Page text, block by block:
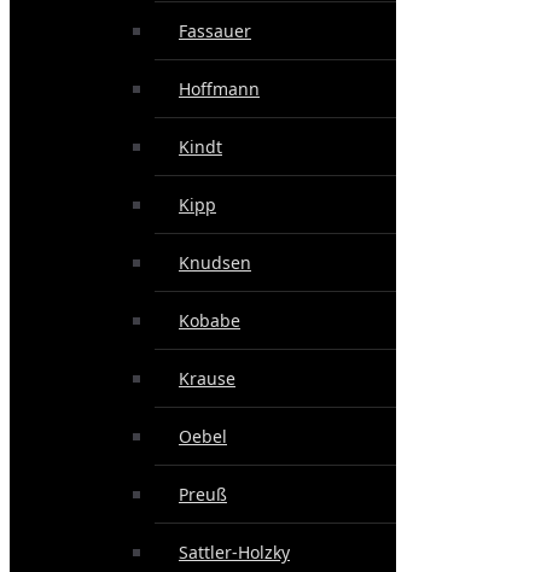
Fassauer
Hoffmann
Kindt
Kipp
Knudsen
Kobabe
Krause
Oebel
Preuß
Sattler-Holzky